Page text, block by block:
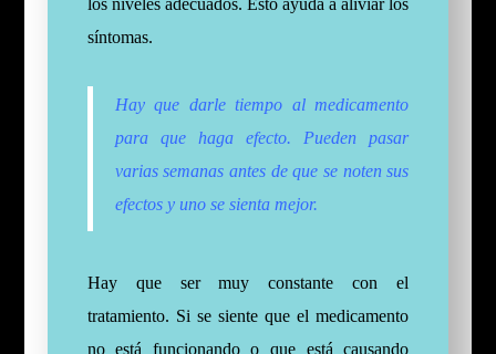
los niveles adecuados. Esto ayuda a aliviar los
síntomas.
Hay que darle tiempo al medicamento
para que haga efecto. Pueden pasar
varias semanas antes de que se noten sus
efectos y uno se sienta mejor.
Hay que ser muy constante con el
tratamiento. Si se siente que el medicamento
no está funcionando o que está causando